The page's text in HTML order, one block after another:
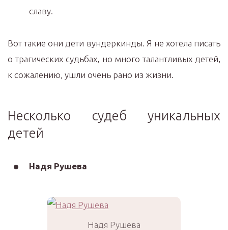
славу.
Вот такие они дети вундеркинды. Я не хотела писать
о трагических судьбах, но много талантливых детей,
к сожалению, ушли очень рано из жизни.
Несколько судеб уникальных
детей
Надя Рушева
Надя Рушева